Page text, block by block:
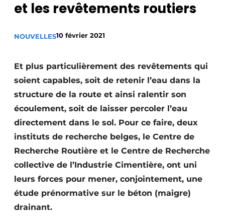
Termes et conditions
Construction bois
Contrôle d’accès
Éclairage
Façades
Géotextiles
Infrastructures souterraines et égouttage
et les revêtements routiers
NOUVELLES10 février 2021
Et plus particulièrement des revêtements qui
soient capables, soit de retenir l’eau dans la
structure de la route et ainsi ralentir son
écoulement, soit de laisser percoler l’eau
directement dans le sol. Pour ce faire, deux
instituts de recherche belges, le Centre de
Recherche Routière et le Centre de Recherche
collective de l’Industrie Cimentière, ont uni
leurs forces pour mener, conjointement, une
étude prénormative sur le béton (maigre)
drainant.